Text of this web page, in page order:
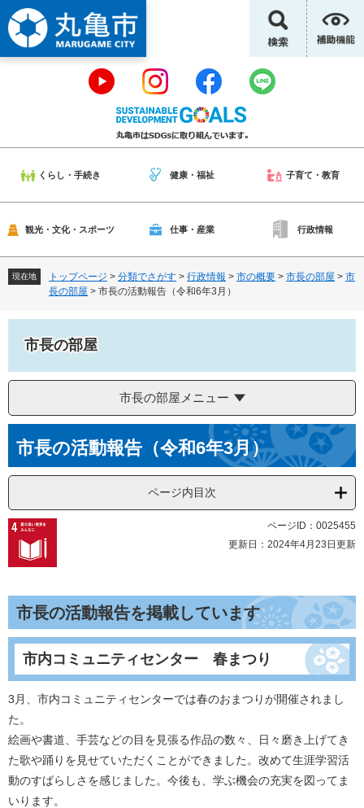
ー
ジ
の
。
ニ
ュ
ー
て
くらし・手続き 健康・福祉 子育て・教育
観光・文化・スポーツ 仕事・産業 行政情報
現在地 トップページ > 分類でさがす > 行政情報 > 市の概要 > 市長の部屋 > 市
長の部屋 > 市長の活動報告（令和6年3月）
市長の部屋
市長の部屋メニュー
文市長の活動報告（令和6年3月）
ページ内目次
ページID：0025455
更新日：2024年4月23日更新
市長の活動報告を掲載しています
市内コミュニティセンター 春まつり
3月、市内コミュニティセンターでは春のおまつりが開催されまし
た。
絵画や書道、手芸などの目を見張る作品の数々、日々磨き上げてき
た歌や踊りを見せていただくことができました。改めて生涯学習活
動のすばらしさを感じました。今後も、学ぶ機会の充実を図ってま
いります。